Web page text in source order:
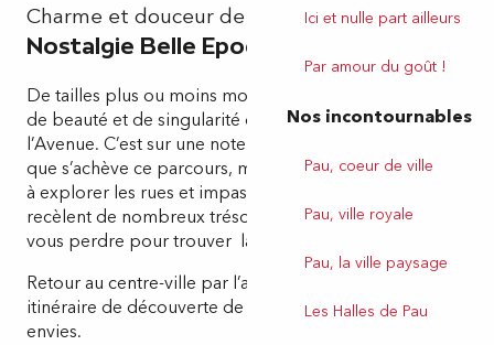
Ici et nulle part ailleurs
Par amour du goût !
Nos incontournables
Pau, coeur de ville
Pau, ville royale
Pau, la ville paysage
Les Halles de Pau
Charme et douceur de vivre
Nostalgie Belle Epoque
De tailles plus ou moins modestes, les villas rivalisent
de beauté et de singularité d’un bout à l’autre de
l’Avenue. C’est sur une note quelque peu nostalgique
que s’achève ce parcours, même si parfois je me plais
à explorer les rues et impasses environnantes qui
recèlent de nombreux trésors cachés. Mon conseil :
vous perdre pour trouver la villa de vos rêves.
Retour au centre-ville par l’avenue Trespoey ou par un
itinéraire de découverte de votre choix, au gré de vos
envies.